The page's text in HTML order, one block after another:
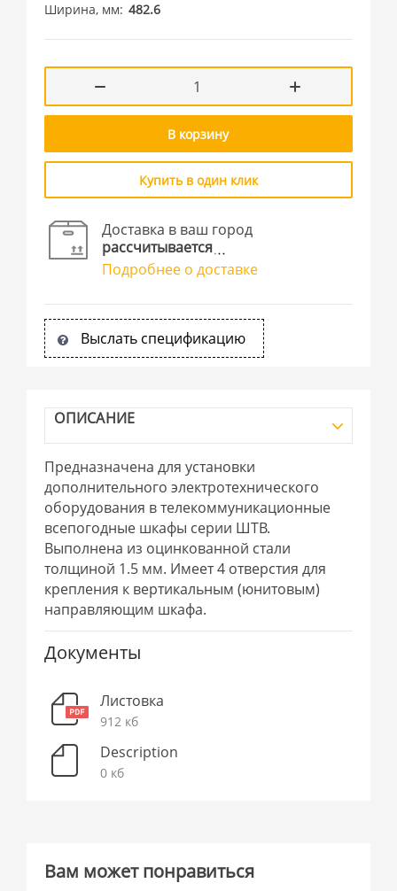
Ширина, мм 482.6
В корзину
Купить в один клик
Доставка в ваш город
рассчитывается
Подробнее о доставке
Выслать спецификацию
ОПИСАНИЕ
Предназначена для установки
дополнительного электротехнического
оборудования в телекоммуникационные
всепогодные шкафы серии ШТВ.
Выполнена из оцинкованной стали
толщиной 1.5 мм. Имеет 4 отверстия для
крепления к вертикальным (юнитовым)
направляющим шкафа.
Документы
Листовка
912 кб
Description
0 кб
Вам может понравиться